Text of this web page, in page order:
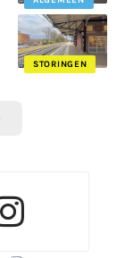
STORINGEN